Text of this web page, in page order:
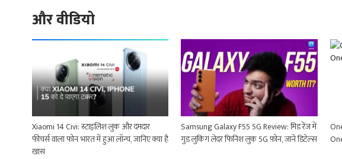
और वीडियो
Xiaomi 14 Civi: स्टाइलिश लुक और दमदार
फीचर्स वाला फोन भारत में हुआ लॉन्च, जानिए क्या है
खास
Samsung Galaxy F55 5G Review: मिड रेंज में
गुड लुकिंग लेदर फिनिश लुक 5G फ़ोन, जाने डिटेल्स